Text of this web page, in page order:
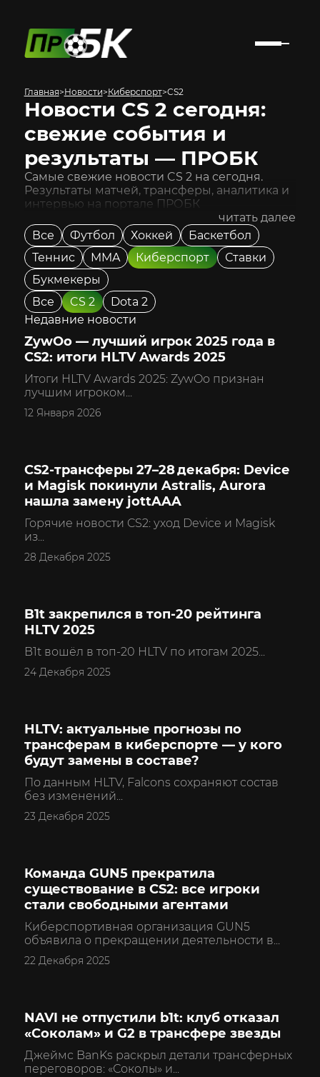
Главная>Новости>Киберспорт>CS2
Новости CS 2 сегодня:
свежие события и
результаты — ПРОБК
Самые свежие новости CS 2 на сегодня.
Результаты матчей, трансферы, аналитика и
интервью на портале ПРОБК
читать далее
Все
Футбол Хоккей
Баскетбол
Теннис
MMA Киберспорт
Ставки
Букмекеры
Все
CS 2
Dota 2
Недавние новости
CS2
ZywOo — лучший игрок 2025 года в
CS2: итоги HLTV Awards 2025
Итоги HLTV Awards 2025: ZywOo признан
лучшим игроком...
12 Января 2026
CS2
CS2‑трансферы 27–28 декабря: Device
и Magisk покинули Astralis, Aurora
нашла замену jottAAA
Горячие новости CS2: уход Device и Magisk
из...
28 Декабря 2025
CS2
B1t закрепился в топ‑20 рейтинга
HLTV 2025
B1t вошёл в топ‑20 HLTV по итогам 2025...
24 Декабря 2025
CS2
HLTV: актуальные прогнозы по
трансферам в киберспорте — у кого
будут замены в составе?
По данным HLTV, Falcons сохраняют состав
без изменений...
23 Декабря 2025
CS2
Команда GUN5 прекратила
существование в CS2: все игроки
стали свободными агентами
Киберспортивная организация GUN5
объявила о прекращении деятельности в...
22 Декабря 2025
CS2
NAVI не отпустили b1t: клуб отказал
«Соколам» и G2 в трансфере звезды
Джеймс BanKs раскрыл детали трансферных
переговоров: «Соколы» и...